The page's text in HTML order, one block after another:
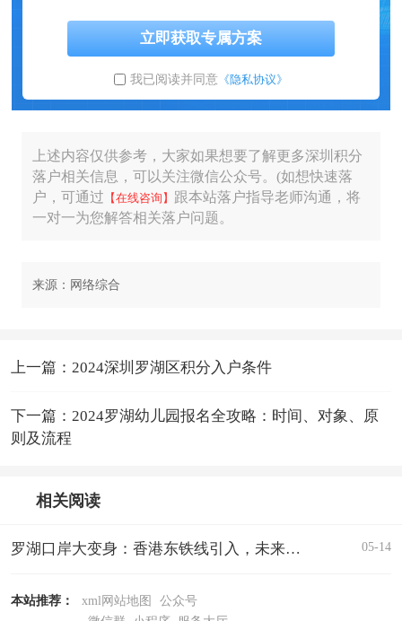
立即获取专属方案
我已阅读并同意 《隐私协议》
上述内容仅供参考，大家如果想要了解更多深圳积分
落户相关信息，可以关注微信公众号。(如想快速落
户，可通过 【在线咨询】 跟本站落户指导老师沟通，将
一对一为您解答相关落户问题。
来源：网络综合
上一篇：2024深圳罗湖区积分入户条件
下一篇：2024罗湖幼儿园报名全攻略：时间、对象、原
则及流程
相关阅读
罗湖口岸大变身：香港东铁线引入，未来50分钟直达港岛核心区 05-14
本站推荐： xml网站地图
公众号